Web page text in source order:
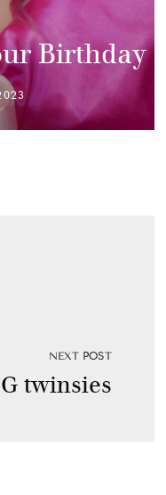
Birthday
NEXT POST
twinsies